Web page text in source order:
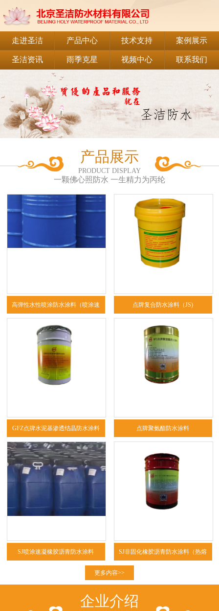
走进圣洁 产品中心 技术支持 案例展示
圣洁资讯 雨季克星 视频中心 联系我们
产品展示
PRODUCT DISPLAY
一颗佛心照防水 一生精力为丙纶
高弹性水性喷涂防水涂料（喷涂速 点牌复合防水涂料（JS)
GFZ点牌水泥基渗透结晶防水涂料 点牌聚氨酯防水涂料
SJ喷涂速凝橡胶沥青防水涂料 SJ非固化橡胶沥青防水涂料（热熔
更多内容>>
企业介绍